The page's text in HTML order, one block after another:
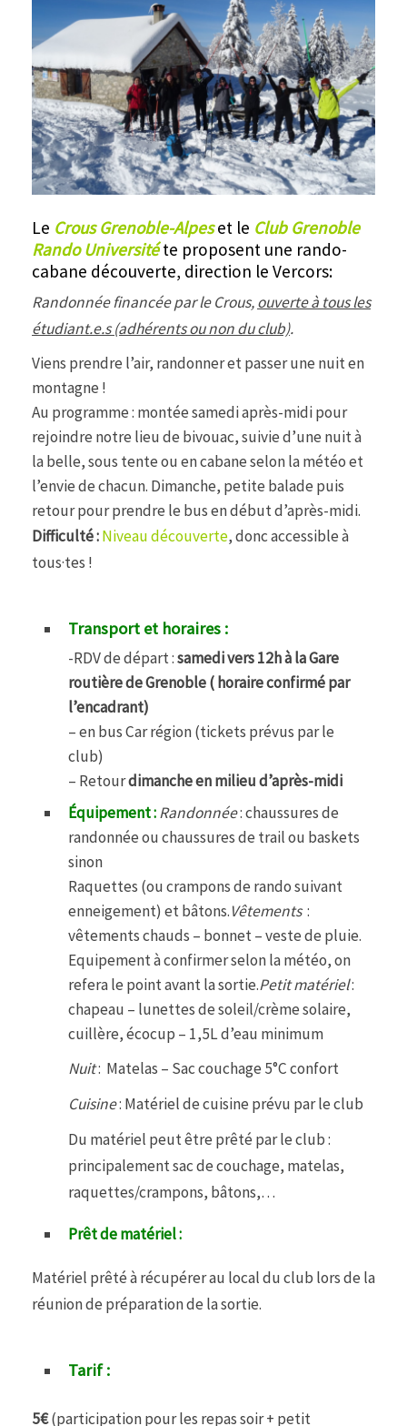
Le Crous Grenoble-Alpeset le Club Grenoble
Rando Universitéte proposent une rando-
cabane découverte, direction le Vercors:
Randonnée financée par le Crous,ouverte à tous les
étudiant.e.s (adhérents ou non du club).
Viens prendre l’air, randonner et passer une nuit en
montagne !
Au programme : montée samedi après-midi pour
rejoindre notre lieu de bivouac, suivie d’une nuit à
la belle, sous tente ou en cabane selon la météo et
l’envie de chacun. Dimanche, petite balade puis
retour pour prendre le bus en début d’après-midi.
Difficulté :Niveau découverte, donc accessible à
tous·tes !
Transport et horaires :
-RDV de départ :samedi vers 12h à la Gare
routière de Grenoble ( horaire confirmé par
l’encadrant)
– en bus Car région (tickets prévus par le
club)
– Retourdimanche en milieu d’après-midi
Équipement :Randonnée: chaussures de
randonnée ou chaussures de trail ou baskets
sinon
Raquettes (ou crampons de rando suivant
enneigement) et bâtons.Vêtements:
vêtements chauds – bonnet – veste de pluie.
Equipement à confirmer selon la météo, on
refera le point avant la sortie.Petit matériel:
chapeau – lunettes de soleil/crème solaire,
cuillère, écocup – 1,5L d’eau minimum
Nuit: Matelas – Sac couchage 5°C confort
Cuisine: Matériel de cuisine prévu par le club
Du matériel peut être prêté par le club :
principalement sac de couchage, matelas,
raquettes/crampons, bâtons,…
Prêt de matériel :
Matériel prêté à récupérer au local du club lors de la
réunion de préparation de la sortie.
Tarif :
5€(participation pour les repas soir + petit